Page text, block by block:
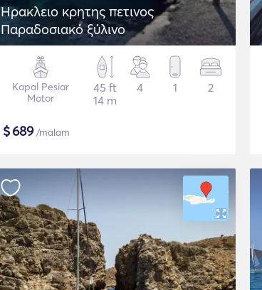
Ηρακλειο κρητης πετινος
Παραδοσιακό ξύλινο
Kapal Pesiar
Motor
45 ft
14 m
4 1 2
$689/malam